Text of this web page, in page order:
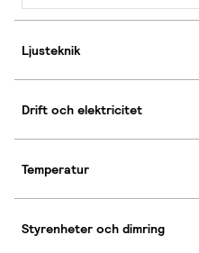
Ljusteknik
Drift och elektricitet
Temperatur
Styrenheter och dimring